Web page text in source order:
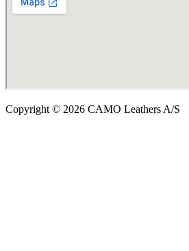
Copyright © 2026 CAMO Leathers A/S